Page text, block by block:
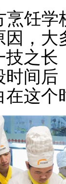
饪
， 大
技之
时间
这